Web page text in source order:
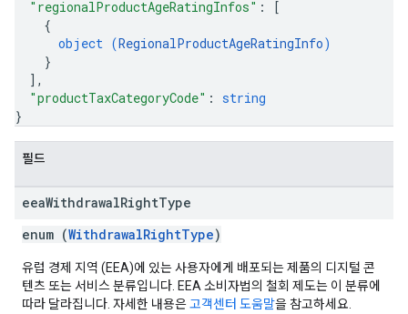
"regionalProductAgeRatingInfos" :
[
{
object (RegionalProductAgeRatingInfo)
}
] ,
"productTaxCategoryCode" : string
}
필드
eeaWithdrawalRightType
enum (WithdrawalRightType)
유럽 경제 지역 (EEA)에 있는 사용자에게 배포되는 제품의 디지털 콘
텐츠 또는 서비스 분류입니다. EEA 소비자법의 철회 제도는 이 분류에
따라 달라집니다. 자세한 내용은고객센터 도움말을 참고하세요.